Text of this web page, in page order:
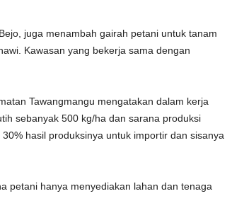
juga menambah gairah petani untuk tanam
Kawasan yang bekerja sama dengan
Tawangmangu mengatakan dalam kerja
sebanyak 500 kg/ha dan sarana produksi
hasil produksinya untuk importir dan sisanya
petani hanya menyediakan lahan dan tenaga